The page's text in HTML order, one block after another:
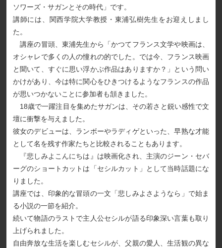
ソワーズ・サガンとその時代」です。
講師には、関西学院大学教授・東浦弘樹先生をお迎えしまし
た。
講座の冒頭、東浦先生から「かつてフランス文学や映画は、
オシャレで多くの人の憧れの的でした。では今、フランス映画
と聞いて、すぐに思い浮かぶ作品はありますか？」という問い
かけがあり、今は特に関心をひきつけるようなフランスの作品
が思いつかないことに参加者も頷きました。
18歳で一躍注目を集めたサガンは、その若さと鋭い感性で文
壇に衝撃を与えました。
彼女のデビューは、ランボーやラディゲといった、早熟な才能
として名を残す作家たちと比較されることもあります。
『悲しみよこんにちは』は映画化され、主演のジーン・セバ
ーグのショートカットは「セシルカット」として当時話題にな
りました。
講座では、印象的な冒頭の一文「悲しみよさようなら」で始ま
る小説の一節を紹介。
続いて物語のラストで主人公セシルが語る印象深い言葉も取り
上げられました。
自由奔放な生活を楽しむセシルが、父親の愛人、生活観の異な